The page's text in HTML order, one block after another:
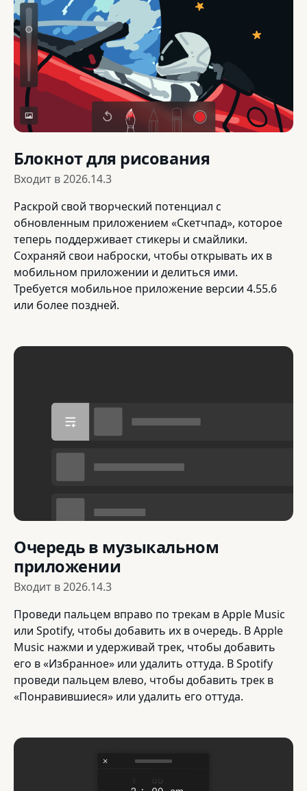
Блокнот для рисования
Входит в2026.14.3
Раскрой свой творческий потенциал с
обновленным приложением «Скетчпад», которое
теперь поддерживает стикеры и смайлики.
Сохраняй свои наброски, чтобы открывать их в
мобильном приложении и делиться ими.
Требуется мобильное приложение версии 4.55.6
или более поздней.
Очередь в музыкальном
приложении
Входит в2026.14.3
Проведи пальцем вправо по трекам в Apple Music
или Spotify, чтобы добавить их в очередь. В Apple
Music нажми и удерживай трек, чтобы добавить
его в «Избранное» или удалить оттуда. В Spotify
проведи пальцем влево, чтобы добавить трек в
«Понравившиеся» или удалить его оттуда.